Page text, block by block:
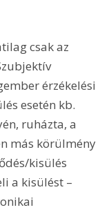
csak az
érzékelési
esetén kb.
ruházta, a
más körülmény
kisülés
a kisülést –